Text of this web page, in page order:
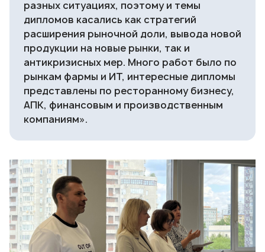
разных ситуациях, поэтому и темы
дипломов касались как стратегий
расширения рыночной доли, вывода новой
продукции на новые рынки, так и
антикризисных мер. Много работ было по
рынкам фармы и ИТ, интересные дипломы
представлены по ресторанному бизнесу,
АПК, финансовым и производственным
компаниям».